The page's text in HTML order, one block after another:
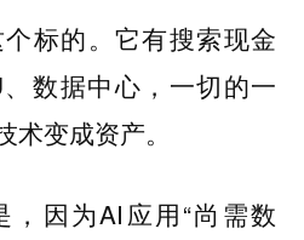
标的。它有搜索现金
数据中心，一切的一
变成资产。
因为AI应用“尚需数